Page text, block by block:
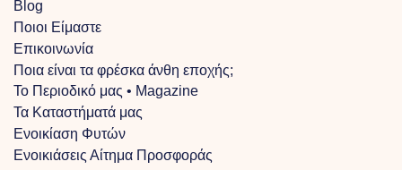
Blog
Ποιοι Είμαστε
Επικοινωνία
Ποια είναι τα φρέσκα άνθη εποχής;
Το Περιοδικό μας • Magazine
Τα Kαταστήματά μας
Ενοικίαση Φυτών
Ενοικιάσεις Αίτημα Προσφοράς